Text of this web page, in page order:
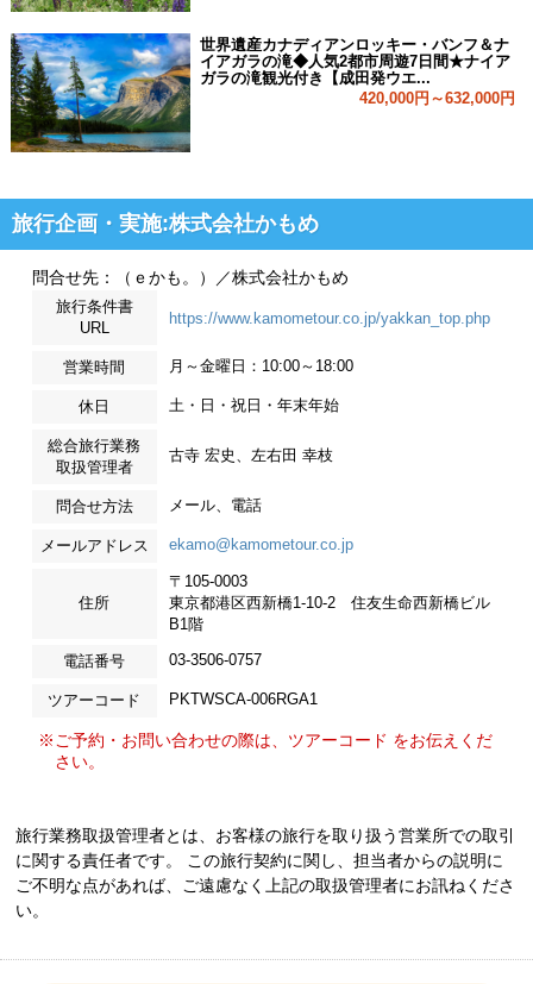
世界遺産カナディアンロッキー・バンフ＆ナ
イアガラの滝◆人気2都市周遊7日間★ナイア
ガラの滝観光付き【成田発ウエ...
420,000円～632,000円
旅行企画・実施:株式会社かもめ
問合せ先：（ｅかも。）／株式会社かもめ
旅行条件書
URL
https://www.kamometour.co.jp/yakkan_top.php
営業時間 月～金曜日：10:00～18:00
休日 土・日・祝日・年末年始
総合旅行業務
取扱管理者
古寺 宏史、左右田 幸枝
問合せ方法 メール、電話
メールアドレス ekamo@kamometour.co.jp
住所
〒105-0003
東京都港区西新橋1-10-2 住友生命西新橋ビル
B1階
電話番号 03-3506-0757
ツアーコード PKTWSCA-006RGA1
※ご予約・お問い合わせの際は、ツアーコード をお伝えくだ
さい。
旅行業務取扱管理者とは、お客様の旅行を取り扱う営業所での取引
に関する責任者です。 この旅行契約に関し、担当者からの説明に
ご不明な点があれば、ご遠慮なく上記の取扱管理者にお訊ねくださ
い。